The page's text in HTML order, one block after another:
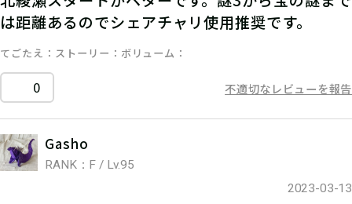
は距離あるのでシェアチャリ使用推奨です。
てごたえ ストーリー ボリューム
0 不適切なレビューを報告
Gasho
RANK：F / Lv.95
2023-03-13